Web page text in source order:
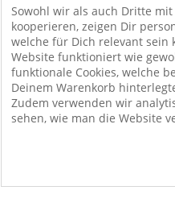
Sowohl wir als auch Dritte
kooperieren, zeigen Dir
welche für Dich relevant sein
Website funktioniert wie
funktionale Cookies, welche
Deinem Warenkorb
Zudem verwenden wir
sehen, wie man die Website